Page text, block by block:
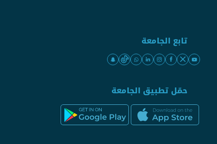
تابع الجامعة
حمّل تطبيق الجامعة